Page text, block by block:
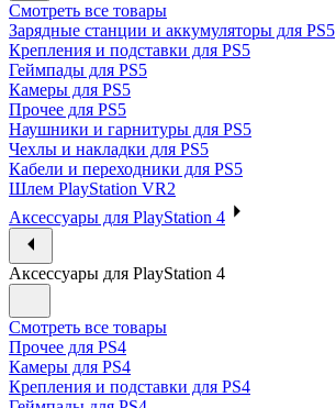
Смотреть все товары
Зарядные станции и аккумуляторы для PS5
Крепления и подставки для PS5
Геймпады для PS5
Камеры для PS5
Прочее для PS5
Наушники и гарнитуры для PS5
Чехлы и накладки для PS5
Кабели и переходники для PS5
Шлем PlayStation VR2
Аксессуары для PlayStation 4
Аксессуары для PlayStation 4
Смотреть все товары
Прочее для PS4
Камеры для PS4
Крепления и подставки для PS4